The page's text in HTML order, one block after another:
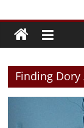
Finding Dory